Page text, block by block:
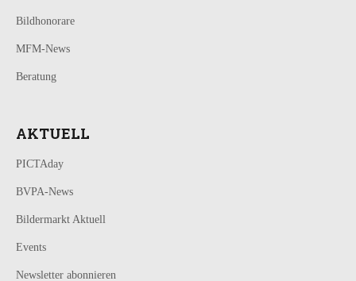
Bildhonorare
MFM-News
Beratung
AKTUELL
PICTAday
BVPA-News
Bildermarkt Aktuell
Events
Newsletter abonnieren